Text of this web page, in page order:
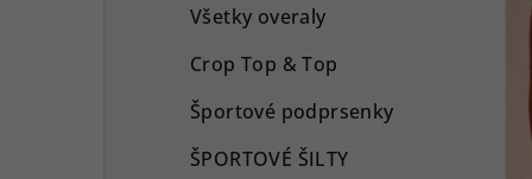
Všetky overaly
Crop Top & Top
Športové podprsenky
ŠPORTOVÉ ŠILTY